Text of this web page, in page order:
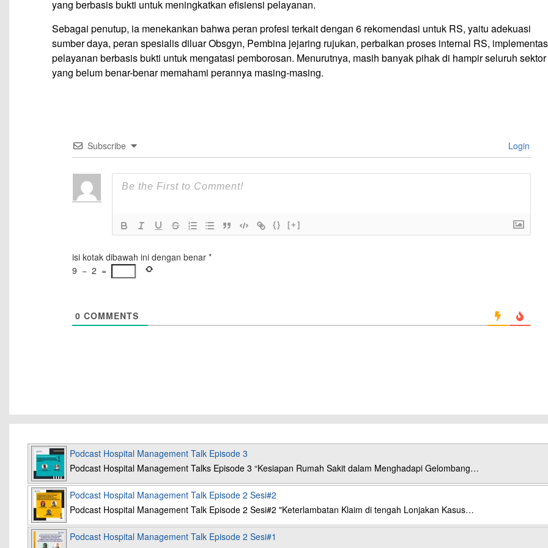
yang berbasis bukti untuk meningkatkan efisiensi pelayanan.
Sebagai penutup, ia menekankan bahwa peran profesi terkait dengan 6 rekomendasi untuk RS, yaitu adekuasi
sumber daya, peran spesialis diluar Obsgyn, Pembina jejaring rujukan, perbaikan proses internal RS,
pelayanan berbasis bukti untuk mengatasi pemborosan. Menurutnya, masih banyak pihak di hampir seluruh sektor
yang belum benar-benar memahami perannya masing-masing.
Subscribe Login
{} [+]
isi kotak dibawah ini dengan benar*
9 − 2 =
0 COMMENTS
Podcast Hospital Management Talk Episode 3
Podcast Hospital Management Talks Episode 3 “Kesiapan Rumah Sakit dalam Menghadapi Gelombang…
Podcast Hospital Management Talk Episode 2 Sesi#2
Podcast Hospital Management Talk Episode 2 Sesi#2 "Keterlambatan Klaim di tengah Lonjakan Kasus…
Podcast Hospital Management Talk Episode 2 Sesi#1